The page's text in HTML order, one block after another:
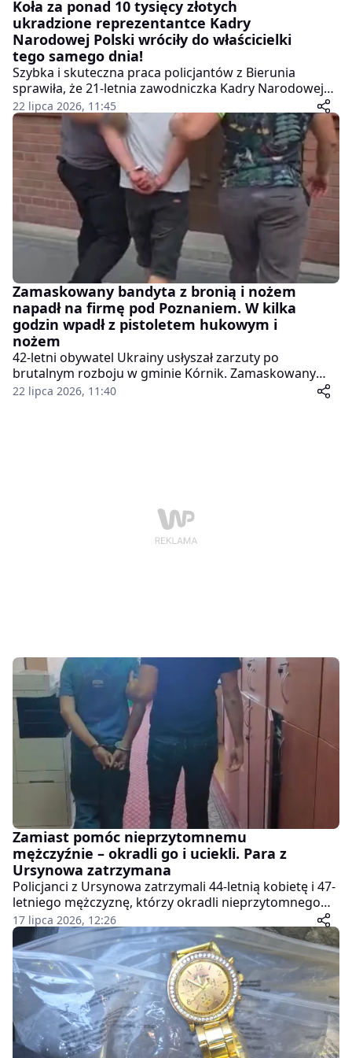
Koła za ponad 10 tysięcy złotych
ukradzione reprezentantce Kadry
Narodowej Polski wróciły do właścicielki
tego samego dnia!
Szybka i skuteczna praca policjantów z Bierunia
sprawiła, że 21-letnia zawodniczka Kadry Narodowej
Polski w kolarstwie szosowym odzyskała cenne koła
do swojego wyczynowego roweru.
22 lipca 2026, 11:45
Zamaskowany bandyta z bronią i nożem
napadł na firmę pod Poznaniem. W kilka
godzin wpadł z pistoletem hukowym i
nożem
42-letni obywatel Ukrainy usłyszał zarzuty po
brutalnym rozboju w gminie Kórnik. Zamaskowany
mężczyzna groził pracownikowi firmy bronią i nożem,
22 lipca 2026, 11:40
Zamiast pomóc nieprzytomnemu
mężczyźnie – okradli go i uciekli. Para z
Ursynowa zatrzymana
Policjanci z Ursynowa zatrzymali 44-letnią kobietę i 47-
letniego mężczyznę, którzy okradli nieprzytomnego
55-latka leżącego na chodniku przy al. KEN. Zamiast
wezwać pomoc, sprawcy zabrali jego telefon, kartę
miejską, pieniądze i zakupy.
17 lipca 2026, 12:26